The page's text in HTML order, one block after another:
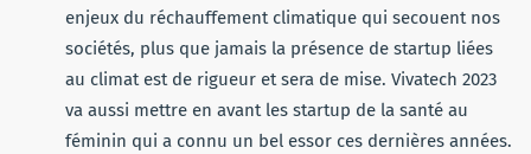
enjeux du réchauffement climatique qui secouent nos
sociétés, plus que jamais la présence de startup liées
au climat est de rigueur et sera de mise. Vivatech 2023
va aussi mettre en avant les startup de la santé au
féminin qui a connu un bel essor ces dernières années.